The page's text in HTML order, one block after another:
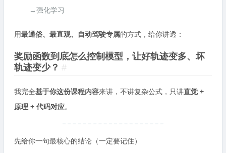
→强化学习
用最通俗、最直观、自动驾驶专属的方式，给你讲透：
奖励函数到底怎么控制模型，让好轨迹变多、坏
轨迹变少？ #
我完全基于你这份课程内容来讲，不讲复杂公式，只讲直觉 +
原理 + 代码对应。
先给你一句最核心的结论（一定要记住）